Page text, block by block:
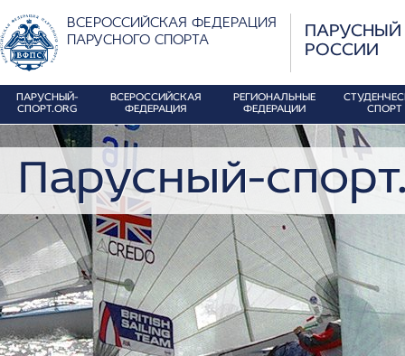
ВСЕРОССИЙСКАЯ ФЕДЕРАЦИЯ
ПАРУСНОГО СПОРТА
ПАРУСНЫЙ
РОССИИ
ПАРУСНЫЙ-
СПОРТ.ORG
ВСЕРОССИЙСКАЯ
ФЕДЕРАЦИЯ
РЕГИОНАЛЬНЫЕ
ФЕДЕРАЦИИ
СПОРТ
Парусный-